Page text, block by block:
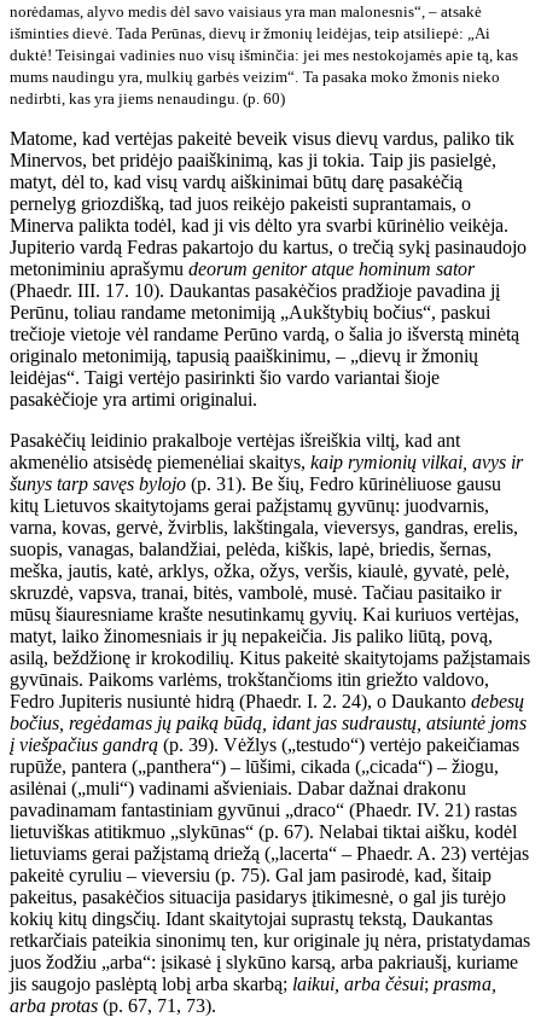
norėdamas, alyvo medis dėl savo vaisiaus yra man malonesnis“, – atsakė
išminties dievė. Tada Perūnas, dievų ir žmonių leidėjas, teip atsiliepė: „Ai
duktė! Teisingai vadinies nuo visų išminčia: jei mes nestokojamės apie tą, kas
mums naudingu yra, mulkių garbės veizim“. Ta pasaka moko žmonis nieko
nedirbti, kas yra jiems nenaudingu. (p. 60)
Matome, kad vertėjas pakeitė beveik visus dievų vardus, paliko tik
Minervos, bet pridėjo paaiškinimą, kas ji tokia. Taip jis pasielgė,
matyt, dėl to, kad visų vardų aiškinimai būtų darę pasakėčią
pernelyg griozdišką, tad juos reikėjo pakeisti suprantamais, o
Minerva palikta todėl, kad ji vis dėlto yra svarbi kūrinėlio veikėja.
Jupiterio vardą Fedras pakartojo du kartus, o trečią sykį pasinaudojo
metoniminiu aprašymu deorum genitor atque hominum sator
(Phaedr. III. 17. 10). Daukantas pasakėčios pradžioje pavadina jį
Perūnu, toliau randame metonimiją „Aukštybių bočius“, paskui
trečioje vietoje vėl randame Perūno vardą, o šalia jo išverstą minėtą
originalo metonimiją, tapusią paaiškinimu, – „dievų ir žmonių
leidėjas“. Taigi vertėjo pasirinkti šio vardo variantai šioje
pasakėčioje yra artimi originalui.
Pasakėčių leidinio prakalboje vertėjas išreiškia viltį, kad ant
akmenėlio atsisėdę piemenėliai skaitys, kaip rymionių vilkai, avys ir
šunys tarp savęs bylojo (p. 31). Be šių, Fedro kūrinėliuose gausu
kitų Lietuvos skaitytojams gerai pažįstamų gyvūnų: juodvarnis,
varna, kovas, gervė, žvirblis, lakštingala, vieversys, gandras, erelis,
suopis, vanagas, balandžiai, pelėda, kiškis, lapė, briedis, šernas,
meška, jautis, katė, arklys, ožka, ožys, veršis, kiaulė, gyvatė, pelė,
skruzdė, vapsva, tranai, bitės, vambolė, musė. Tačiau pasitaiko ir
mūsų šiauresniame krašte nesutinkamų gyvių. Kai kuriuos vertėjas,
matyt, laiko žinomesniais ir jų nepakeičia. Jis paliko liūtą, povą,
asilą, beždžionę ir krokodilių. Kitus pakeitė skaitytojams pažįstamais
gyvūnais. Paikoms varlėms, trokštančioms itin griežto valdovo,
Fedro Jupiteris nusiuntė hidrą (Phaedr. I. 2. 24), o Daukanto debesų
bočius, regėdamas jų paiką būdą, idant jas sudraustų, atsiuntė joms
į viešpačius gandrą (p. 39). Vėžlys („testudo“) vertėjo pakeičiamas
rupūže, pantera („panthera“) – lūšimi, cikada („cicada“) – žiogu,
asilėnai („muli“) vadinami ašvieniais. Dabar dažnai drakonu
pavadinamam fantastiniam gyvūnui „draco“ (Phaedr. IV. 21) rastas
lietuviškas atitikmuo „slykūnas“ (p. 67). Nelabai tiktai aišku, kodėl
lietuviams gerai pažįstamą driežą („lacerta“ – Phaedr. A. 23) vertėjas
pakeitė cyruliu – vieversiu (p. 75). Gal jam pasirodė, kad, šitaip
pakeitus, pasakėčios situacija pasidarys įtikimesnė, o gal jis turėjo
kokių kitų dingsčių. Idant skaitytojai suprastų tekstą, Daukantas
retkarčiais pateikia sinonimų ten, kur originale jų nėra, pristatydamas
juos žodžiu „arba“: įsikasė į slykūno karsą, arba pakriaušį, kuriame
jis saugojo paslėptą lobį arba skarbą; laikui, arba čėsui; prasma,
arba protas (p. 67, 71, 73).